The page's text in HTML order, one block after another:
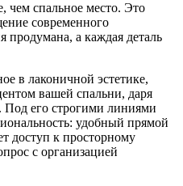
чем спальное место. Это
современного
продумана, а каждая деталь
в лаконичной эстетике,
вашей спальни, даря
его строгими линиями
удобный прямой
доступ к просторному
с организацией